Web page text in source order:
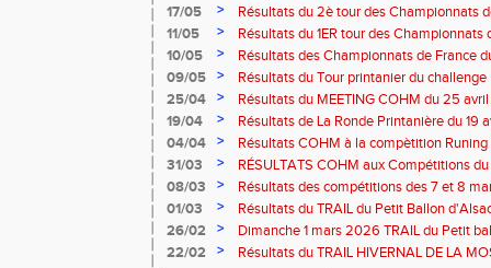
17/05
>
Résultats du 2è tour des Championnats
région G-Est du 17 mai 2025 à
11/05 >
Résultats du 1ER tour des Championnats
Thaon-les Vosges
10/05 >
Résultats des Championnats de France
Marathon du 10 mai à Troyes
09/05 >
Résultats du Tour printanier du
25/04
>
Résultats du MEETING COHM du 25
19/04
>
Résultats de La Ronde Printanière du 19
route de Belfort
04/04 >
Résultats COHM à la compètition
court" des 4 et 5 avril à Toul
31/03 >
RÉSULTATS COHM aux Compétitions
08/03
>
Résultats des compétitions des 7 et 8
01/03
>
Résultats du TRAIL du Petit Ballon
Rouffach-68
26/02 >
Dimanche 1 mars 2026 TRAIL du Petit
ROUFFACH 68
22/02 >
Résultats du TRAIL HIVERNAL DE LA